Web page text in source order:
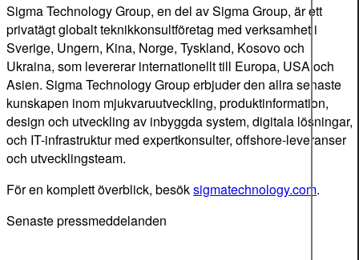
Sigma Technology Group, en del av Sigma Group, är ett
privatägt globalt teknikkonsultföretag med verksamhet i
Sverige, Ungern, Kina, Norge, Tyskland, Kosovo och
Ukraina, som levererar internationellt till Europa, USA och
Asien. Sigma Technology Group erbjuder den allra senaste
kunskapen inom mjukvaruutveckling, produktinformation,
design och utveckling av inbyggda system, digitala lösningar,
och IT-infrastruktur med expertkonsulter, offshore-leveranser
och utvecklingsteam.
För en komplett överblick, besöksigmatechnology.com.
Senaste pressmeddelanden